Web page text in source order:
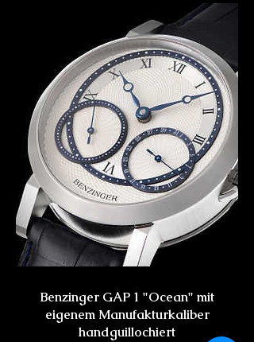
Benzinger GAP 1 "Ocean" mit
eigenem Manufakturkaliber
handguillochiert